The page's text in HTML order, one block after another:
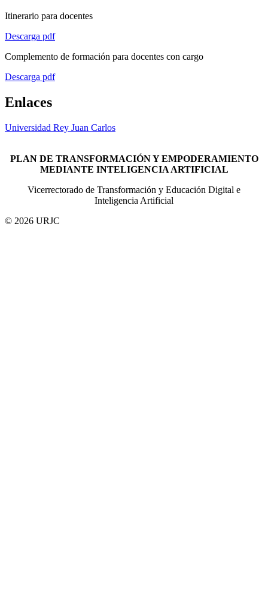
Itinerario para docentes
Descarga pdf
Complemento de formación para docentes con cargo
Descarga pdf
Enlaces
Universidad Rey Juan Carlos
PLAN DE TRANSFORMACIÓN Y EMPODERAMIENTO
MEDIANTE INTELIGENCIA ARTIFICIAL
Vicerrectorado de Transformación y Educación Digital e
Inteligencia Artificial
© 2026 URJC